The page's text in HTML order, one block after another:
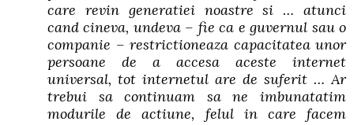
care revin generatiei noastre si … atunci
cand cineva, undeva – fie ca e guvernul sau o
companie – restrictioneaza capacitatea unor
persoane de a accesa aceste internet
universal, tot internetul are de suferit … Ar
trebui sa continuam sa ne imbunatatim
modurile de actiune, felul in care facem